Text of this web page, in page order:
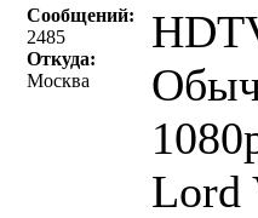
Сообщений:
2485
Откуда:
Москва
Lord